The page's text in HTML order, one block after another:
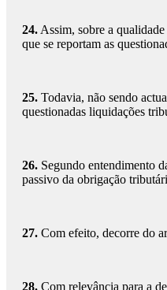
24. Assim, sobre a
que se reportam as
25. Todavia, não sendo
questionadas liquidações
26. Segundo entendimento
passivo da obrigação
27. Com efeito, decorre do
28. Com relevância para a